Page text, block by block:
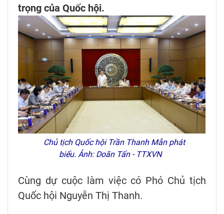
trọng của Quốc hội.
Chủ tịch Quốc hội Trần Thanh Mẫn phát
biểu. Ảnh: Doãn Tấn - TTXVN
Cùng dự cuộc làm việc có Phó Chủ tịch
Quốc hội Nguyễn Thị Thanh.